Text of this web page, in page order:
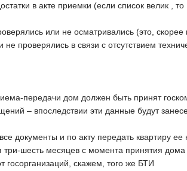
в акте приемки (если список велик ,
или не осматривались (это,
не проверялись в связи с отсутствием
передачи дом должен быть принят
– впоследствии эти данные будут
документы и по акту передать квартиру ее
три-шесть месяцев с момента принятия
госорганизаций, скажем, того же БТИ